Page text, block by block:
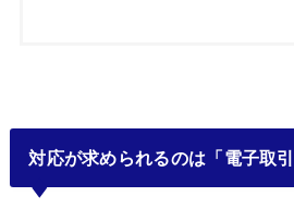
対応が求められるのは「電子取